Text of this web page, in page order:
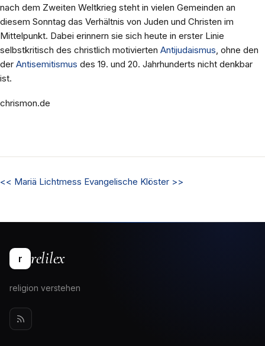
nach dem Zweiten Weltkrieg steht in vielen Gemeinden an
diesem Sonntag das Verhältnis von Juden und Christen im
Mittelpunkt. Dabei erinnern sie sich heute in erster Linie
selbstkritisch des christlich motivierten Antijudaismus, ohne den
der Antisemitismus des 19. und 20. Jahrhunderts nicht denkbar
ist.
chrismon.de
<< Mariä Lichtmess Evangelische Klöster >>
r relilex
religion verstehen